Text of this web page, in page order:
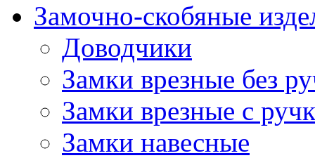
Замочно-скобяные
Доводчики
Замки врезные без
Замки врезные с
Замки навесные